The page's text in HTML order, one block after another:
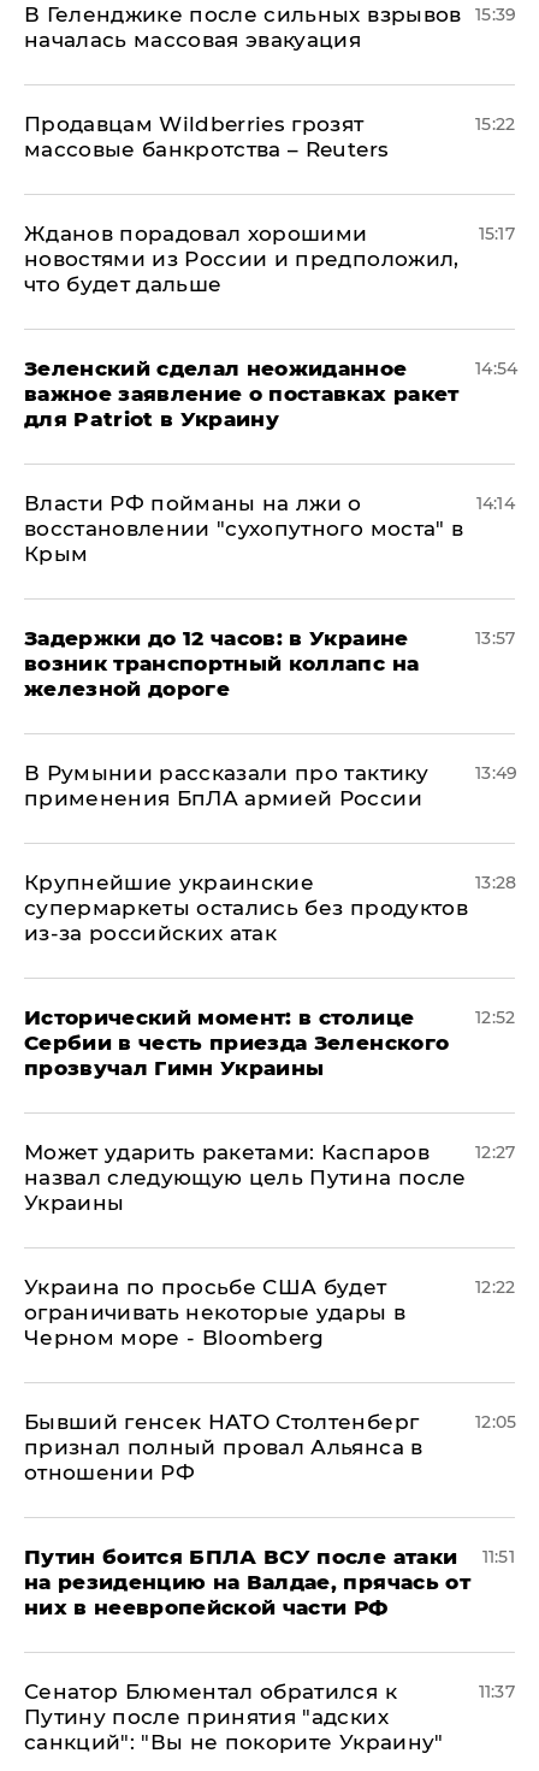
В Геленджике после сильных взрывов
началась массовая эвакуация
15:39
Продавцам Wildberries грозят
массовые банкротства – Reuters
15:22
Жданов порадовал хорошими
новостями из России и предположил,
что будет дальше
15:17
Зеленский сделал неожиданное
важное заявление о поставках ракет
для Patriot в Украину
14:54
Власти РФ пойманы на лжи о
восстановлении "сухопутного моста" в
Крым
14:14
Задержки до 12 часов: в Украине
возник транспортный коллапс на
железной дороге
13:57
В Румынии рассказали про тактику
применения БпЛА армией России
13:49
Крупнейшие украинские
супермаркеты остались без продуктов
из-за российских атак
13:28
Исторический момент: в столице
Сербии в честь приезда Зеленского
прозвучал Гимн Украины
12:52
Может ударить ракетами: Каспаров
назвал следующую цель Путина после
Украины
12:27
Украина по просьбе США будет
ограничивать некоторые удары в
Черном море - Bloomberg
12:22
Бывший генсек НАТО Столтенберг
признал полный провал Альянса в
отношении РФ
12:05
Путин боится БПЛА ВСУ после атаки
на резиденцию на Валдае, прячась от
них в неевропейской части РФ
11:51
Сенатор Блюментал обратился к
Путину после принятия "адских
санкций": "Вы не покорите Украину"
11:37